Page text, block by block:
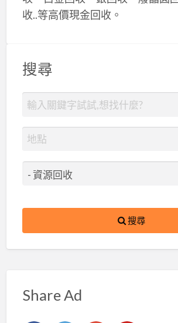
收..等高價現金回收。
搜尋
搜尋
Share Ad